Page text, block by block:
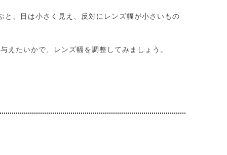
、目は小さく見え、反対にレンズ幅が小さいもの
えたいかで、レンズ幅を調整してみましょう。